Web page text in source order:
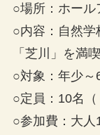
○場所：ホール
○内容：自然学
「芝川」を満
○対象：年少～
○定員：10名（
○参加費：大